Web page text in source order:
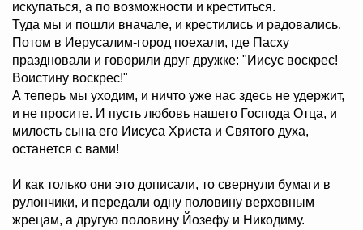
искупаться, а по возможности и креститься.
Туда мы и пошли вначале, и крестились и радовались.
Потом в Иерусалим-город поехали, где Пасху
праздновали и говорили друг дружке: "Иисус воскрес!
Воистину воскрес!"
А теперь мы уходим, и ничто уже нас здесь не удержит,
и не просите. И пусть любовь нашего Господа Отца, и
милость сына его Иисуса Христа и Святого духа,
останется с вами!
И как только они это дописали, то свернули бумаги в
рулончики, и передали одну половину верховным
жрецам, а другую половину Йозефу и Никодиму.